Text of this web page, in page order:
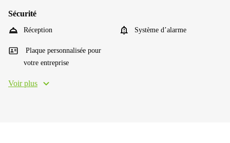
Sécurité
Réception Système d’alarme
Plaque personnalisée pour
votre entreprise
Voir plus